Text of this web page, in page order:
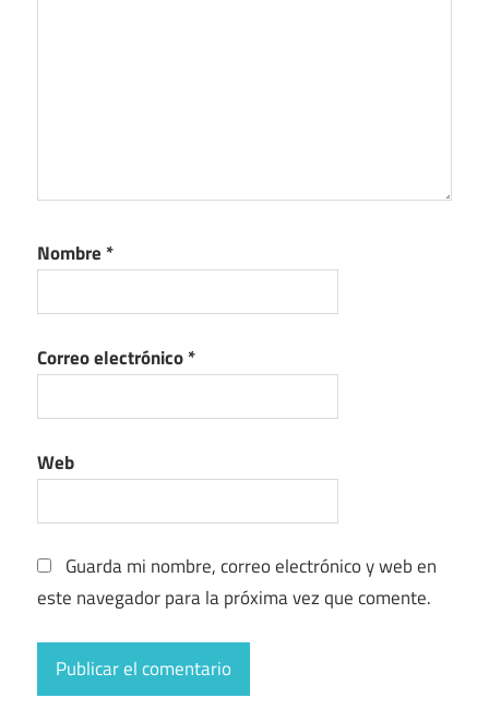
Nombre *
Correo electrónico*
Web
Guarda mi nombre, correo electrónico y web en
este navegador para la próxima vez que comente.